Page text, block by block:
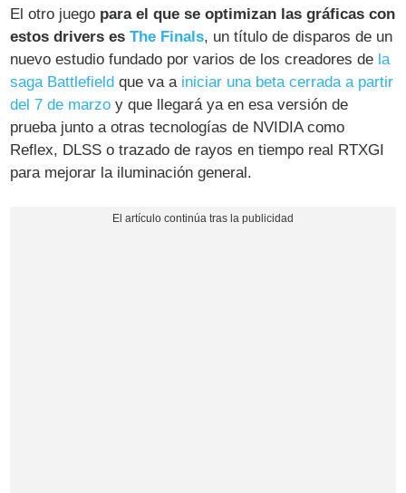
El otro juego para el que se optimizan las gráficas con
estos drivers esThe Finals, un título de disparos de un
nuevo estudio fundado por varios de los creadores de la
saga Battlefield que va a iniciar una beta cerrada a partir
del 7 de marzo y que llegará ya en esa versión de
prueba junto a otras tecnologías de NVIDIA como
Reflex, DLSS o trazado de rayos en tiempo real RTXGI
para mejorar la iluminación general.